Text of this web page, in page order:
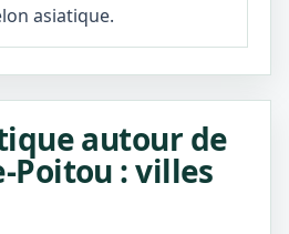
asiatique.
autour de
Poitou : villes